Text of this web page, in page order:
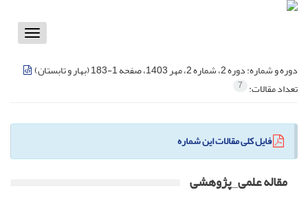
Toggle
دوره و شماره:دوره 2، شماره 2، مهر 1403، صفحه 1-183 (بهار و تابستان)
تعداد مقالات: 7
فایل کلی مقالات این شماره
مقاله علمی_پژوهشی